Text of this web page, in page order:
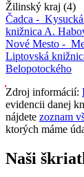
Žilinský kraj (4)
Čadca -
knižnica A.
Nové Mesto -
Liptovská
Belopotockého
Zdroj informácií:
evidencii danej
nájdete zoznam
ktorých máme
Naši